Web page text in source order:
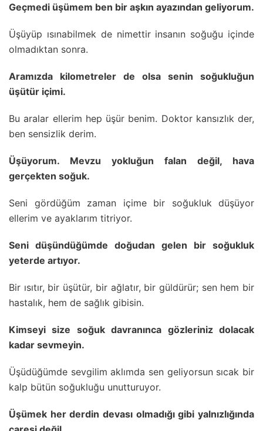
Geçmedi üşümem ben bir aşkın ayazından geliyorum.
Üşüyüp ısınabilmek de nimettir insanın soğuğu içinde
olmadıktan sonra.
Aramızda kilometreler de olsa senin soğukluğun
üşütür içimi.
Bu aralar ellerim hep üşür benim. Doktor kansızlık der,
ben sensizlik derim.
Üşüyorum. Mevzu yokluğun falan değil, hava
gerçekten soğuk.
Seni gördüğüm zaman içime bir soğukluk düşüyor
ellerim ve ayaklarım titriyor.
Seni düşündüğümde doğudan gelen bir soğukluk
yeterde artıyor.
Bir ısıtır, bir üşütür, bir ağlatır, bir güldürür; sen hem bir
hastalık, hem de sağlık gibisin.
Kimseyi size soğuk davranınca gözleriniz dolacak
kadar sevmeyin.
Üşüdüğümde sevgilim aklımda sen geliyorsun sıcak bir
kalp bütün soğukluğu unutturuyor.
Üşümek her derdin devası olmadığı gibi yalnızlığında